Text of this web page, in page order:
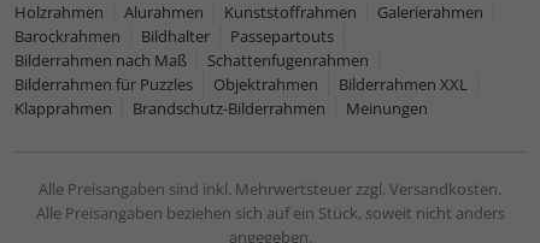
Holzrahmen Alurahmen Kunststoffrahmen
Galerierahmen
Barockrahmen
Bildhalter
Passepartouts
Bilderrahmen nach Maß
Schattenfugenrahmen
Bilderrahmen für Puzzles
Objektrahmen
Bilderrahmen XXL
Klapprahmen
Brandschutz-Bilderrahmen Meinungen
Alle Preisangaben sind inkl. Mehrwertsteuer zzgl. Versandkosten.
Alle Preisangaben beziehen sich auf ein Stück, soweit nicht anders
angegeben.